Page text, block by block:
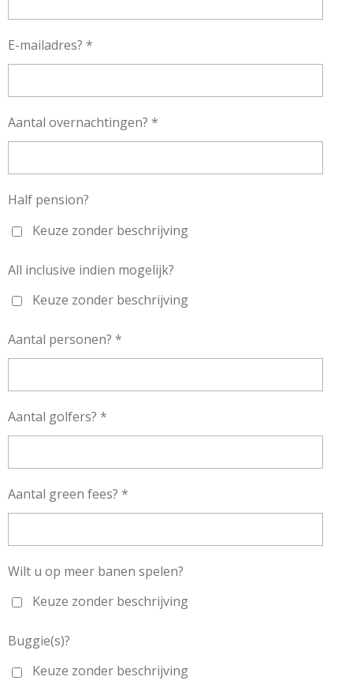
E-mailadres? *
Aantal overnachtingen? *
Half pension?
Keuze zonder beschrijving
All inclusive indien mogelijk?
Keuze zonder beschrijving
Aantal personen? *
Aantal golfers? *
Aantal green fees? *
Wilt u op meer banen spelen?
Keuze zonder beschrijving
Buggie(s)?
Keuze zonder beschrijving